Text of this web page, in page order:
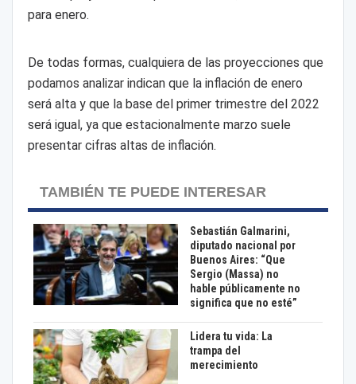
para enero.
De todas formas, cualquiera de las proyecciones que
podamos analizar indican que la inflación de enero
será alta y que la base del primer trimestre del 2022
será igual, ya que estacionalmente marzo suele
presentar cifras altas de inflación.
TAMBIÉN TE PUEDE INTERESAR
Sebastián Galmarini,
diputado nacional por
Buenos Aires: “Que
Sergio (Massa) no
hable públicamente no
significa que no esté”
Lidera tu vida: La
trampa del
merecimiento